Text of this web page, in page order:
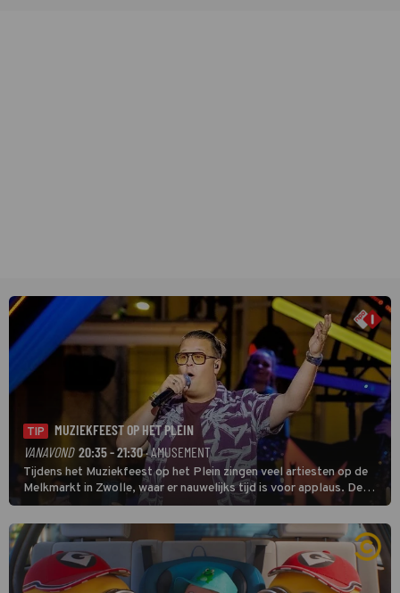
TIP
MUZIEKFEEST OP HET PLEIN
VANAVOND 20:35 - 21:30· AMUSEMENT
Tijdens het Muziekfeest op het Plein zingen veel artiesten op de
Melkmarkt in Zwolle, waar er nauwelijks tijd is voor applaus. De
grootste namen zijn André Hazes, Jannes, René Froger en
natuurlijk Rutger van Barneveld met zijn hit Zwoele Zomernachten.